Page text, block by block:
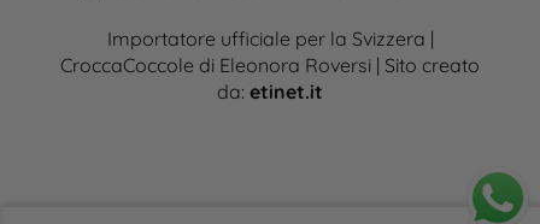
Importatore ufficiale per la Svizzera |
CroccaCoccole di Eleonora Roversi | Sito creato
da: etinet.it